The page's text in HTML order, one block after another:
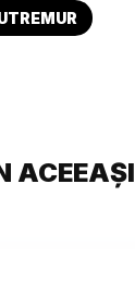
ACEEAȘI